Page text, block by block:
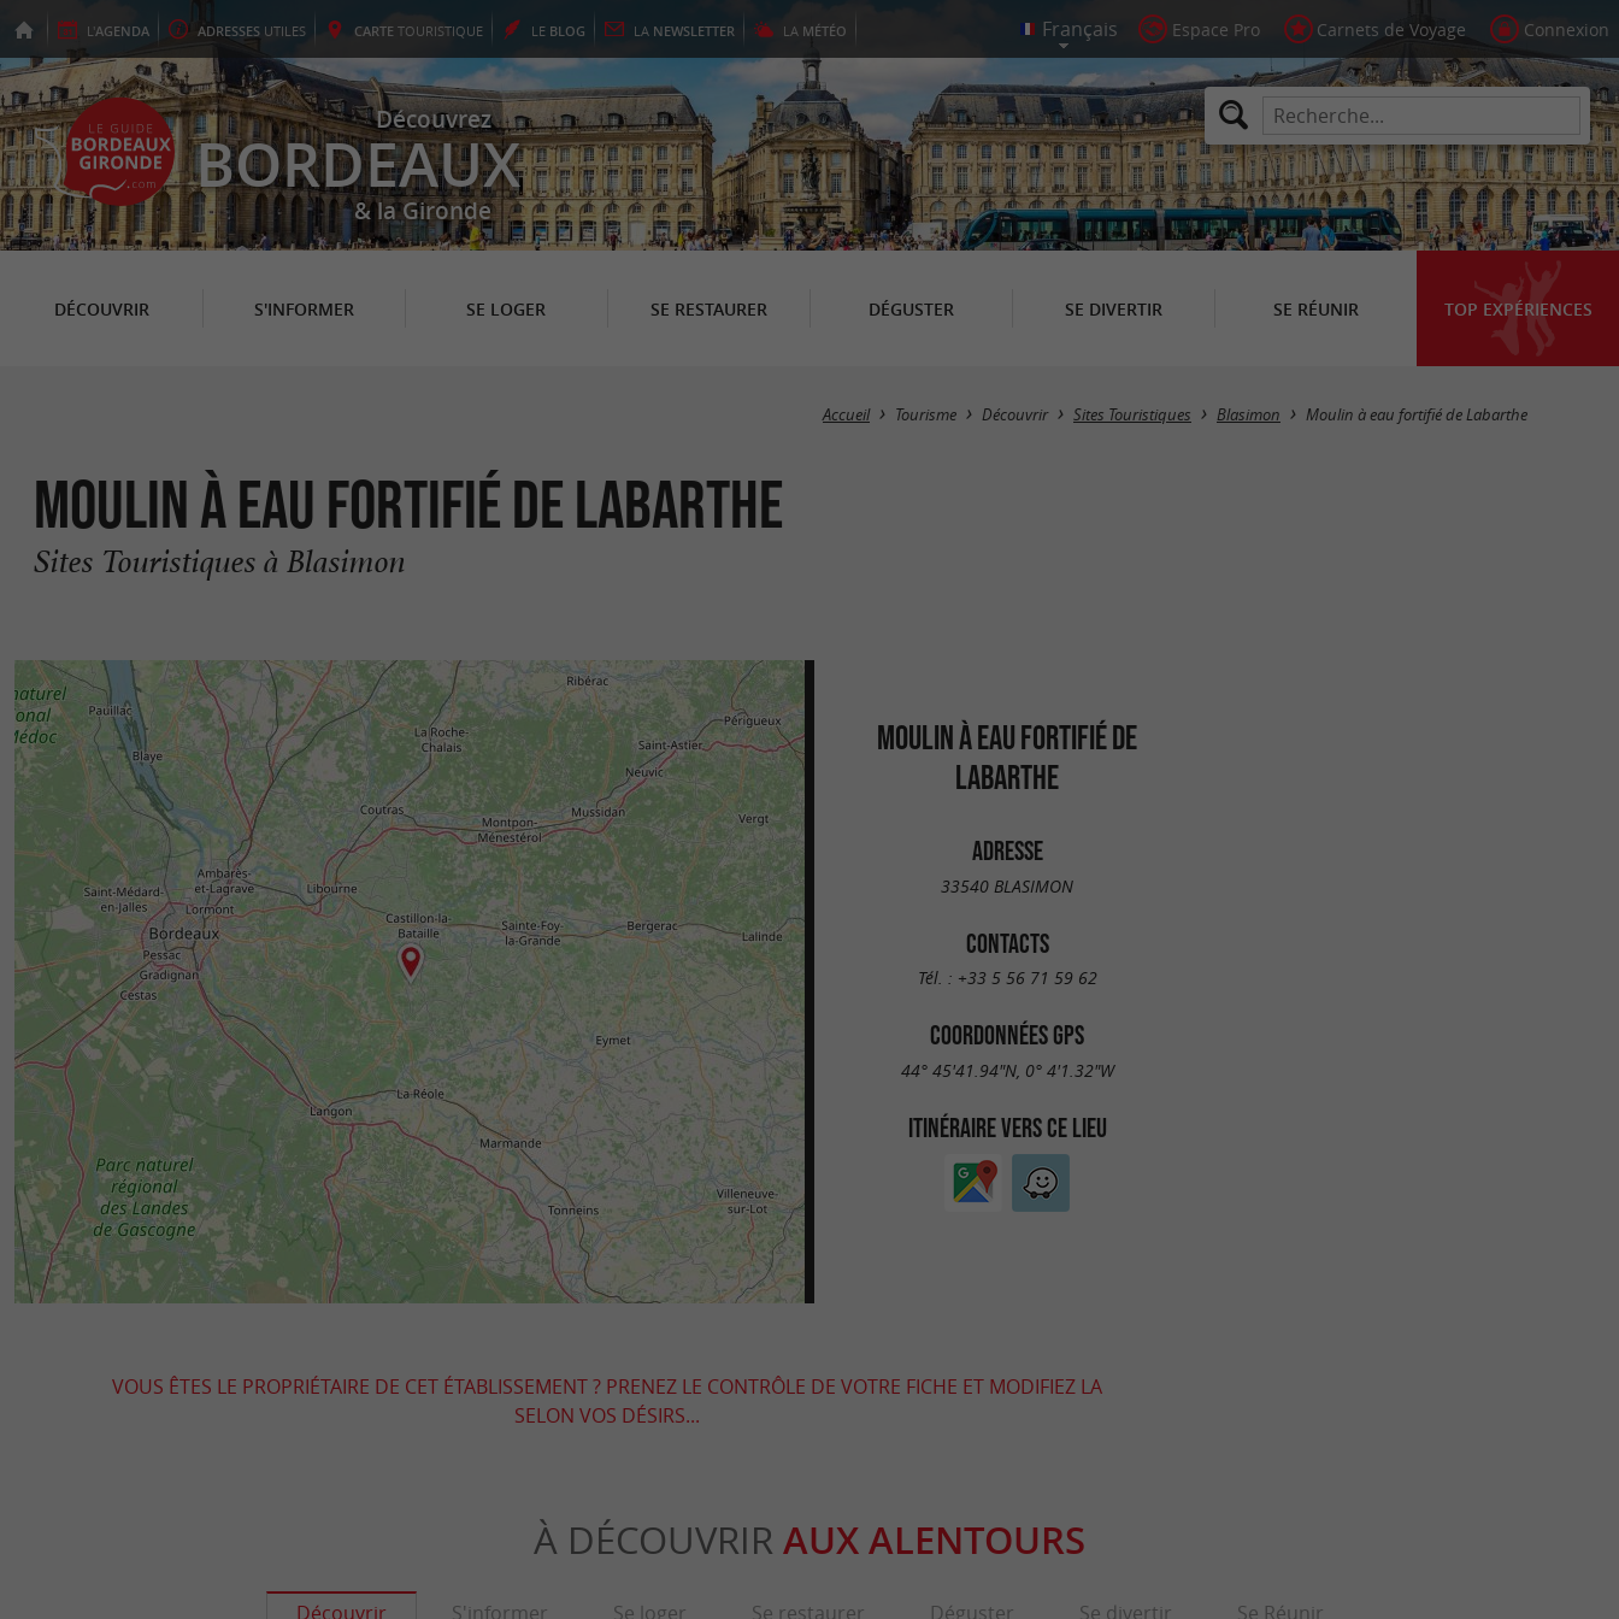
L'AGENDA ADRESSES UTILES CARTE TOURISTIQUE LE BLOG LA NEWSLETTER LA MÉTÉO Espace Pro Carnets de Voyage Connexion
Découvrez
BORDEAUX
& la Gironde
DÉCOUVRIR S'INFORMER SE LOGER SE RESTAURER DÉGUSTER SE DIVERTIR SE RÉUNIR TOP EXPÉRIENCES
Accueil Tourisme Découvrir Sites Touristiques Blasimon Moulin à eau fortifié de Labarthe
Moulin à eau fortifié de Labarthe
Sites Touristiques à Blasimon
MOULIN À EAU FORTIFIÉ DE
LABARTHE
ADRESSE
33540 BLASIMON
CONTACTS
Tél. : +33 5 56 71 59 62
COORDONNÉES GPS
44° 45'41.94"N, 0° 4'1.32"W
ITINÉRAIRE VERS CE LIEU
VOUS ÊTES LE PROPRIÉTAIRE DE CET ÉTABLISSEMENT ? PRENEZ LE CONTRÔLE DE VOTRE FICHE ET MODIFIEZ LA
SELON VOS DÉSIRS...
À DÉCOUVRIR AUX ALENTOURS
Découvrir S'informer Se loger Se restaurer Déguster Se divertir Se Réunir